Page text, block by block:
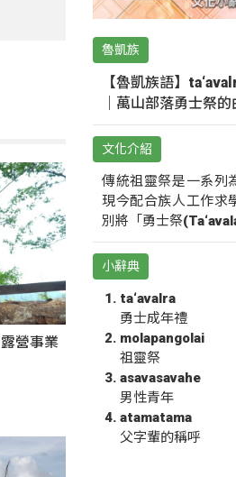
營事業
魯凱族
【魯凱族語】
｜萬山部落勇士祭的
文化介紹
傳統祖靈祭是一系列
現今配合族人工作求
別將「勇士祭
小辭典
ta‘avalra
勇士成年禮
molapangolai
祖靈祭
asavasavahe
男性青年
atamatama
父字輩的稱呼